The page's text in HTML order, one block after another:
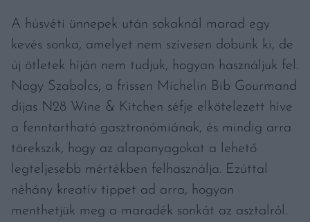
A húsvéti ünnepek után sokaknál marad egy
kevés sonka, amelyet nem szívesen dobunk ki, de
új ötletek híján nem tudjuk, hogyan használjuk fel.
Nagy Szabolcs, a frissen Michelin Bib Gourmand
díjas N28 Wine & Kitchen séfje elkötelezett híve
a fenntartható gasztronómiának, és mindig arra
törekszik, hogy az alapanyagokat a lehető
legteljesebb mértékben felhasználja. Ezúttal
néhány kreatív tippet ad arra, hogyan
menthetjük meg a maradék sonkát az asztalról.